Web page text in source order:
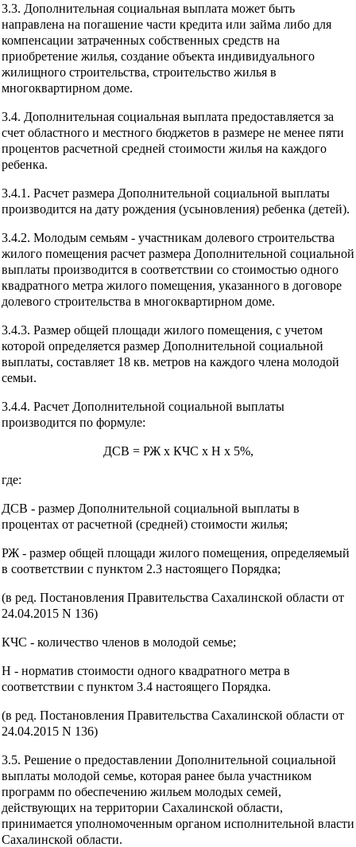
3.3. Дополнительная социальная выплата может быть
направлена на погашение части кредита или займа либо для
компенсации затраченных собственных средств на
приобретение жилья, создание объекта индивидуального
жилищного строительства, строительство жилья в
многоквартирном доме.
3.4. Дополнительная социальная выплата предоставляется за
счет областного и местного бюджетов в размере не менее пяти
процентов расчетной средней стоимости жилья на каждого
ребенка.
3.4.1. Расчет размера Дополнительной социальной выплаты
производится на дату рождения (усыновления) ребенка (детей).
3.4.2. Молодым семьям - участникам долевого строительства
жилого помещения расчет размера Дополнительной социальной
выплаты производится в соответствии со стоимостью одного
квадратного метра жилого помещения, указанного в договоре
долевого строительства в многоквартирном доме.
3.4.3. Размер общей площади жилого помещения, с учетом
которой определяется размер Дополнительной социальной
выплаты, составляет 18 кв. метров на каждого члена молодой
семьи.
3.4.4. Расчет Дополнительной социальной выплаты
производится по формуле:
ДСВ = РЖ x КЧС x Н x 5%,
где:
ДСВ - размер Дополнительной социальной выплаты в
процентах от расчетной (средней) стоимости жилья;
РЖ - размер общей площади жилого помещения, определяемый
в соответствии с пунктом 2.3 настоящего Порядка;
(в ред. Постановления Правительства Сахалинской области от
24.04.2015 N 136)
КЧС - количество членов в молодой семье;
Н - норматив стоимости одного квадратного метра в
соответствии с пунктом 3.4 настоящего Порядка.
(в ред. Постановления Правительства Сахалинской области от
24.04.2015 N 136)
3.5. Решение о предоставлении Дополнительной социальной
выплаты молодой семье, которая ранее была участником
программ по обеспечению жильем молодых семей,
действующих на территории Сахалинской области,
принимается уполномоченным органом исполнительной власти
Сахалинской области.